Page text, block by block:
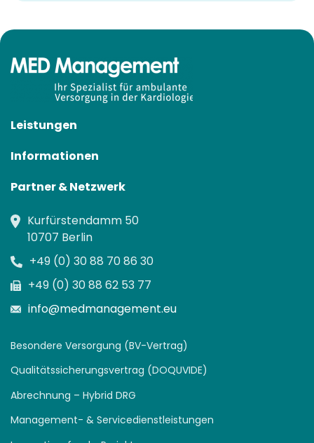
Leistungen
Informationen
Partner & Netzwerk
Kurfürstendamm 50
10707 Berlin
+49 (0) 30 88 70 86 30
+49 (0) 30 88 62 53 77
info@medmanagement.eu
Besondere Versorgung (BV-Vertrag)
Qualitätssicherungsvertrag (DOQUVIDE)
Abrechnung – Hybrid DRG
Management- & Servicedienstleistungen